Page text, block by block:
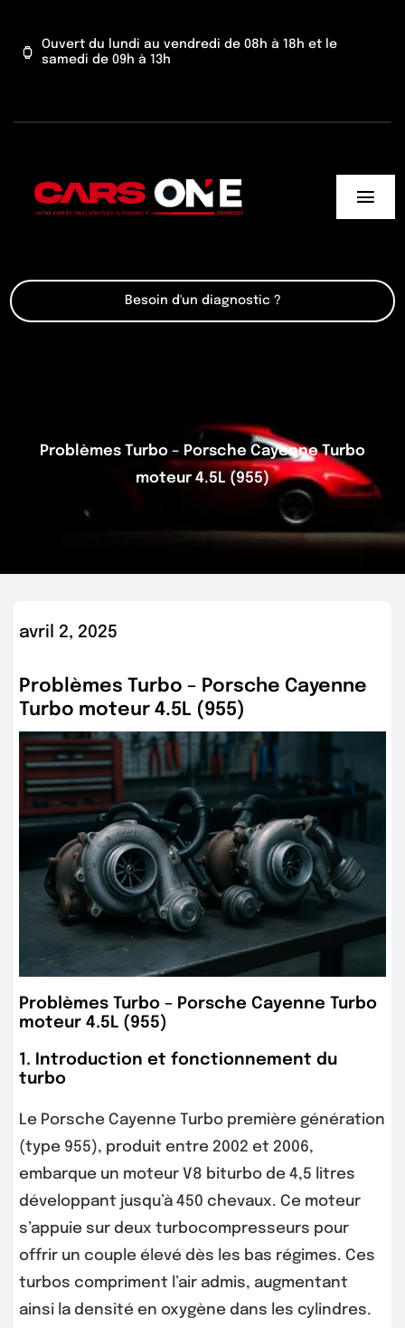
contenu
Ouvert du lundi au vendredi de 08h à 18h et le
samedi de 09h à 13h
Besoin d'un diagnostic ?
Problèmes Turbo – Porsche Cayenne Turbo
moteur 4.5L (955)
avril 2, 2025
Problèmes Turbo – Porsche Cayenne
Turbo moteur 4.5L (955)
Problèmes Turbo – Porsche Cayenne Turbo
moteur 4.5L (955)
1. Introduction et fonctionnement du
turbo
Le Porsche Cayenne Turbo première génération
(type 955), produit entre 2002 et 2006,
embarque un moteur V8 biturbo de 4,5 litres
développant jusqu’à 450 chevaux. Ce moteur
s’appuie sur deux turbocompresseurs pour
offrir un couple élevé dès les bas régimes. Ces
turbos compriment l’air admis, augmentant
ainsi la densité en oxygène dans les cylindres.